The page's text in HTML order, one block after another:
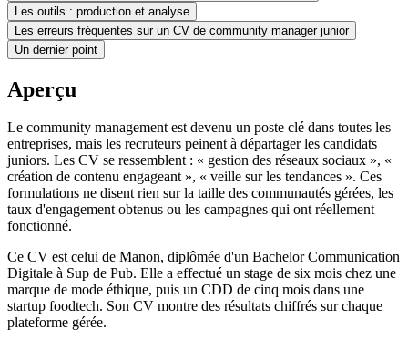
Les outils : production et analyse
Les erreurs fréquentes sur un CV de community manager junior
Un dernier point
Aperçu
Le community management est devenu un poste clé dans toutes les
entreprises, mais les recruteurs peinent à départager les candidats
juniors. Les CV se ressemblent : « gestion des réseaux sociaux », «
création de contenu engageant », « veille sur les tendances ». Ces
formulations ne disent rien sur la taille des communautés gérées, les
taux d'engagement obtenus ou les campagnes qui ont réellement
fonctionné.
Ce CV est celui de Manon, diplômée d'un Bachelor Communication
Digitale à Sup de Pub. Elle a effectué un stage de six mois chez une
marque de mode éthique, puis un CDD de cinq mois dans une
startup foodtech. Son CV montre des résultats chiffrés sur chaque
plateforme gérée.